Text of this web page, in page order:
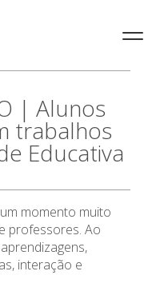
| Alunos
trabalhos
Educativa
momento muito
professores. Ao
interação e